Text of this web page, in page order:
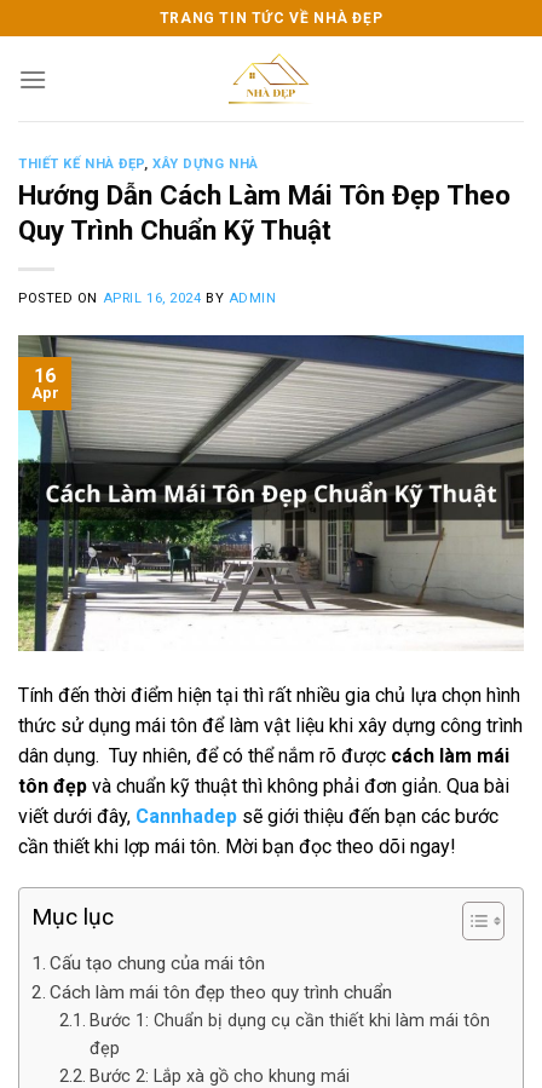
to
content
TRANG TIN TỨC VỀ NHÀ ĐẸP
THIẾT KẾ NHÀ ĐẸP,XÂY DỰNG NHÀ
Hướng Dẫn Cách Làm Mái Tôn Đẹp Theo
Quy Trình Chuẩn Kỹ Thuật
POSTED ON APRIL 16, 2024 BY ADMIN
16
Apr
Tính đến thời điểm hiện tại thì rất nhiều gia chủ lựa chọn hình
thức sử dụng mái tôn để làm vật liệu khi xây dựng công trình
dân dụng. Tuy nhiên, để có thể nắm rõ được cách làm mái
tôn đẹp và chuẩn kỹ thuật thì không phải đơn giản. Qua bài
viết dưới đây, Cannhadep sẽ giới thiệu đến bạn các bước
cần thiết khi lợp mái tôn. Mời bạn đọc theo dõi ngay!
Mục lục
Cấu tạo chung của mái tôn
Cách làm mái tôn đẹp theo quy trình chuẩn
Bước 1: Chuẩn bị dụng cụ cần thiết khi làm mái tôn
đẹp
Bước 2: Lắp xà gồ cho khung mái